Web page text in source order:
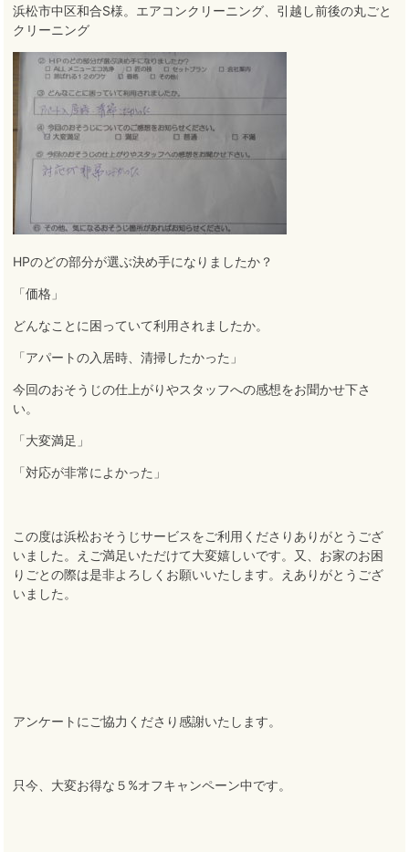
浜松市中区和合S様。エアコンクリーニング、引越し前後の丸ごと
クリーニング
HPのどの部分が選ぶ決め手になりましたか？
「価格」
どんなことに困っていて利用されましたか。
「アパートの入居時、清掃したかった」
今回のおそうじの仕上がりやスタッフへの感想をお聞かせ下さ
い。
「大変満足」
「対応が非常によかった」
この度は浜松おそうじサービスをご利用くださりありがとうござ
いました 。え ご満足いただけて大変嬉しいです。 又、お家のお困
りごとの際は是非よろしくお願いいたします。え ありがとうござ
いました。
アンケートにご協力くださり感謝いたします。
只今、大変お得な５%オフキャンペーン中です。